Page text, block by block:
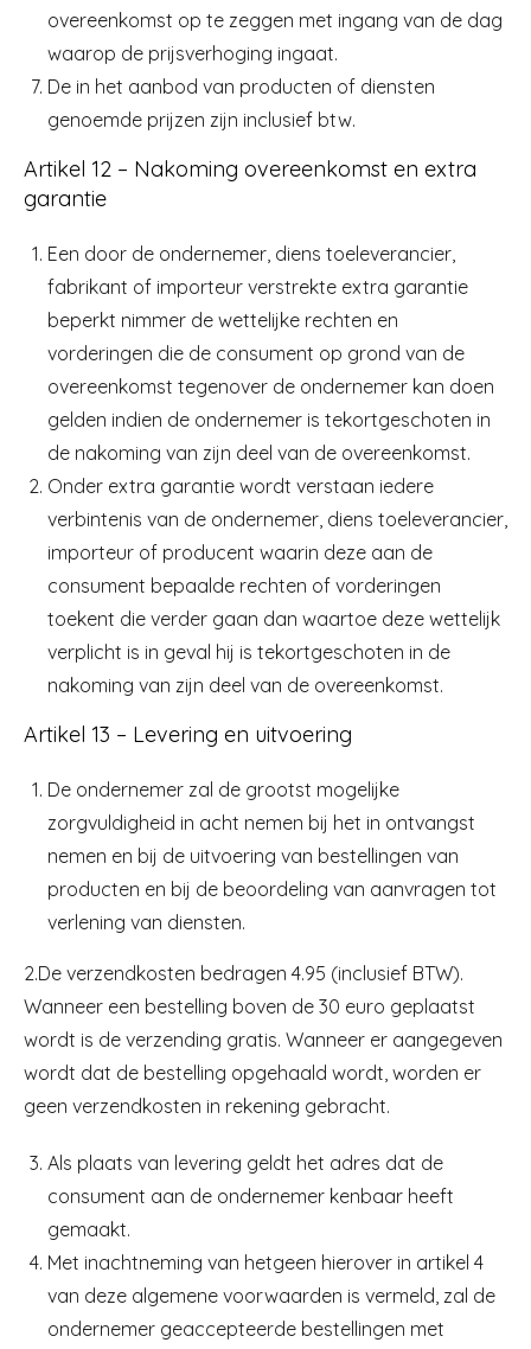
overeenkomst op te zeggen met ingang van de dag
waarop de prijsverhoging ingaat.
De in het aanbod van producten of diensten
genoemde prijzen zijn inclusief btw.
Artikel 12 – Nakoming overeenkomst en extra
garantie
Een door de ondernemer, diens toeleverancier,
fabrikant of importeur verstrekte extra garantie
beperkt nimmer de wettelijke rechten en
vorderingen die de consument op grond van de
overeenkomst tegenover de ondernemer kan doen
gelden indien de ondernemer is tekortgeschoten in
de nakoming van zijn deel van de overeenkomst.
Onder extra garantie wordt verstaan iedere
verbintenis van de ondernemer, diens toeleverancier,
importeur of producent waarin deze aan de
consument bepaalde rechten of vorderingen
toekent die verder gaan dan waartoe deze wettelijk
verplicht is in geval hij is tekortgeschoten in de
nakoming van zijn deel van de overeenkomst.
Artikel 13 – Levering en uitvoering
De ondernemer zal de grootst mogelijke
zorgvuldigheid in acht nemen bij het in ontvangst
nemen en bij de uitvoering van bestellingen van
producten en bij de beoordeling van aanvragen tot
verlening van diensten.
2.De verzendkosten bedragen 4.95 (inclusief BTW).
Wanneer een bestelling boven de 30 euro geplaatst
wordt is de verzending gratis. Wanneer er aangegeven
wordt dat de bestelling opgehaald wordt, worden er
geen verzendkosten in rekening gebracht.
Als plaats van levering geldt het adres dat de
consument aan de ondernemer kenbaar heeft
gemaakt.
Met inachtneming van hetgeen hierover in artikel 4
van deze algemene voorwaarden is vermeld, zal de
ondernemer geaccepteerde bestellingen met